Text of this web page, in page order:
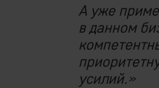
А уже
в данном
усилий.»